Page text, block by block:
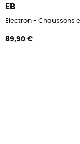
EB
Electron - Chaussons
89,90 €